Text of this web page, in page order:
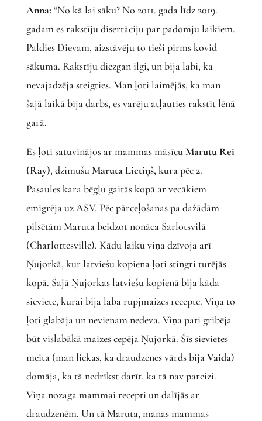
Anna: “No kā lai sāku? No 2011. gada līdz 2019.
gadam es rakstīju disertāciju par padomju laikiem.
Paldies Dievam, aizstāvēju to tieši pirms kovid
sākuma. Rakstīju diezgan ilgi, un bija labi, ka
nevajadzēja steigties. Man ļoti laimējās, ka man
šajā laikā bija darbs, es varēju atļauties rakstīt lēnā
garā.
Es ļoti satuvinājos ar mammas māsīcuMarutu Rei
(Ray), dzimušuMaruta Lietiņš, kura pēc 2.
Pasaules kara bēgļu gaitās kopā ar vecākiem
emigrēja uz ASV. Pēc pārceļošanas pa dažādām
pilsētām Maruta beidzot nonāca Šarlotsvilā
(Charlottesville). Kādu laiku viņa dzīvoja arī
Ņujorkā, kur latviešu kopiena ļoti stingri turējās
kopā. Šajā Ņujorkas latviešu kopienā bija kāda
sieviete, kurai bija laba rupjmaizes recepte. Viņa to
ļoti glabāja un nevienam nedeva. Viņa pati gribēja
būt vislabākā maizes cepēja Ņujorkā. Šīs sievietes
meita (man liekas, ka draudzenes vārds bijaVaida)
domāja, ka tā nedrīkst darīt, ka tā nav pareizi.
Viņa nozaga mammai recepti un dalījās ar
draudzenēm. Un tā Maruta, manas mammas